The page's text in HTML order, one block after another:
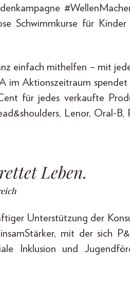
Schwimmkurse für Kinder
einfach mithelfen – mit
im Aktionszeitraum
für jedes verkaufte
Lenor, Oral-B,
Leben.
Unterstützung der
mit der sich
Inklusion und